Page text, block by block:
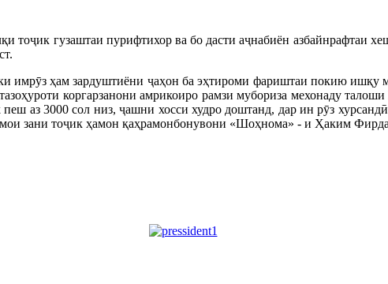
тоҷик гузаштаи пурифтихор ва бо дасти аҷнабиён азбайнрафтаи
имрӯз ҳам зардуштиёни ҷаҳон ба эҳтироми фариштаи покию ишқу
коргарзанони амрикоиро рамзи мубориза мехонаду
аз 3000 сол низ, ҷашни хосси худро доштанд, дар ин рӯз
зани тоҷик ҳамон қаҳрамонбонувони «Шоҳнома» - и Ҳаким